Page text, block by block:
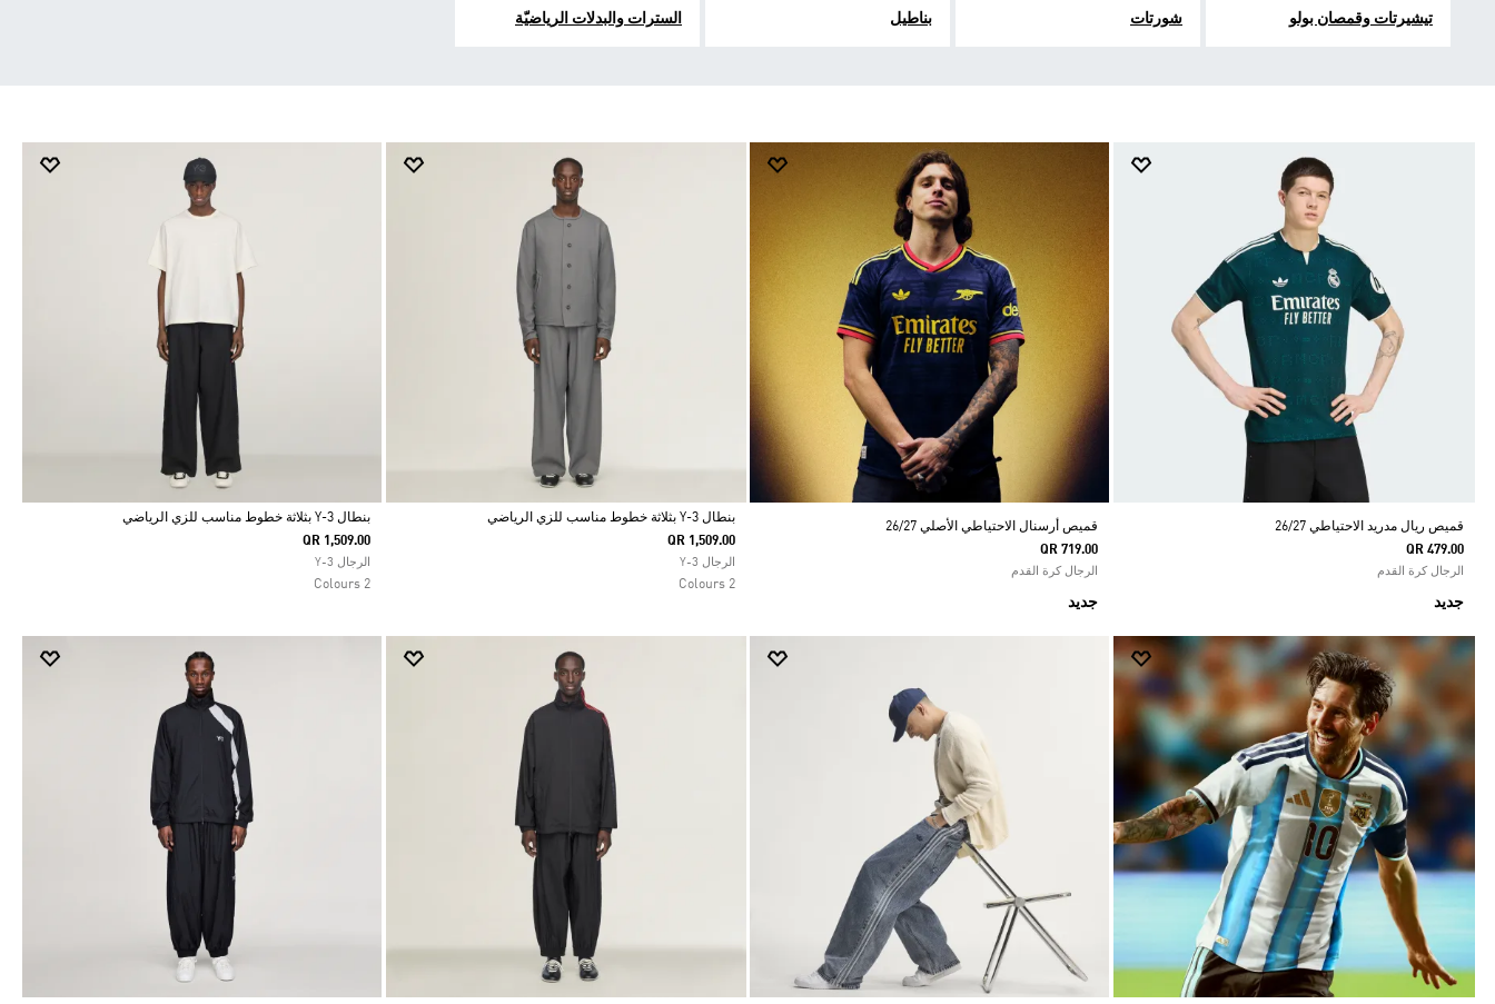
تيشيرتات وقمصان بولو شورتات بناطيل السترات والبدلات الرياضيّة
قميص ريال مدريد الاحتياطي 26/27
QR 479.00
الرجال كرة القدم
جديد
قميص أرسنال الاحتياطي الأصلي 26/27
QR 719.00
الرجال كرة القدم
جديد
Selected
بنطال Y-3 بثلاثة خطوط مناسب للزي الرياضي
QR 1,509.00
الرجال Y-3
2 Colours
Selected
بنطال Y-3 بثلاثة خطوط مناسب للزي الرياضي
QR 1,509.00
الرجال Y-3
2 Colours